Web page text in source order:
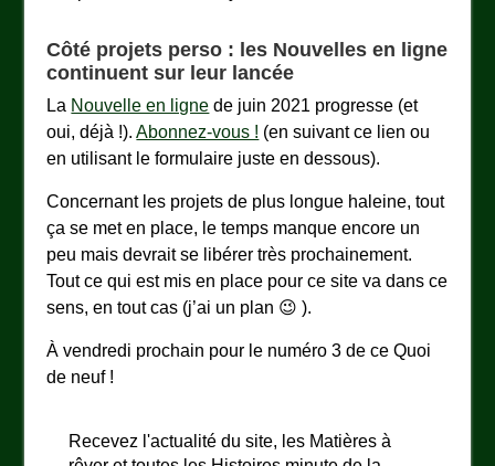
Côté projets perso : les Nouvelles en ligne
continuent sur leur lancée
La Nouvelle en ligne de juin 2021 progresse (et
oui, déjà !).Abonnez-vous ! (en suivant ce lien ou
en utilisant le formulaire juste en dessous).
Concernant les projets de plus longue haleine, tout
ça se met en place, le temps manque encore un
peu mais devrait se libérer très prochainement.
Tout ce qui est mis en place pour ce site va dans ce
sens, en tout cas (j’ai un plan 😉 ).
À vendredi prochain pour le numéro 3 de ce Quoi
de neuf !
Recevez l'actualité du site, les Matières à